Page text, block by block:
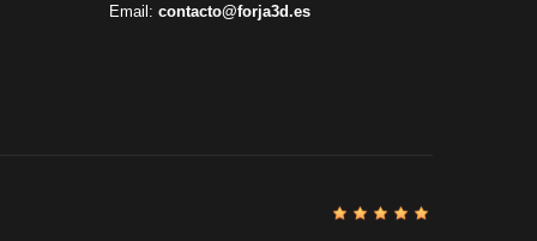
Email: contacto@forja3d.es